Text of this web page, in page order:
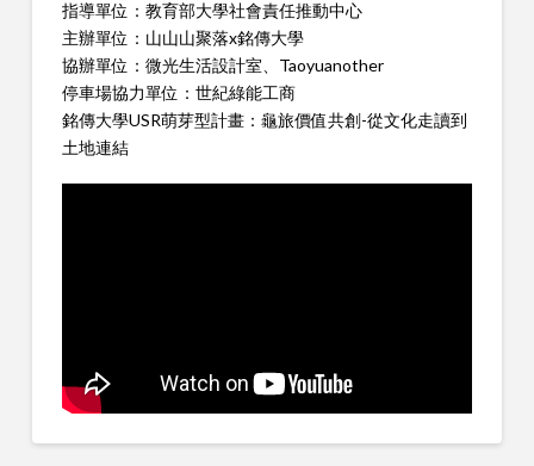
指導單位：教育部大學社會責任推動中心
主辦單位：山山山聚落x銘傳大學
協辦單位：微光生活設計室、Taoyuanother
停車場協力單位：世紀綠能工商
銘傳大學USR萌芽型計畫：龜旅價值共創-從文化走讀到
土地連結